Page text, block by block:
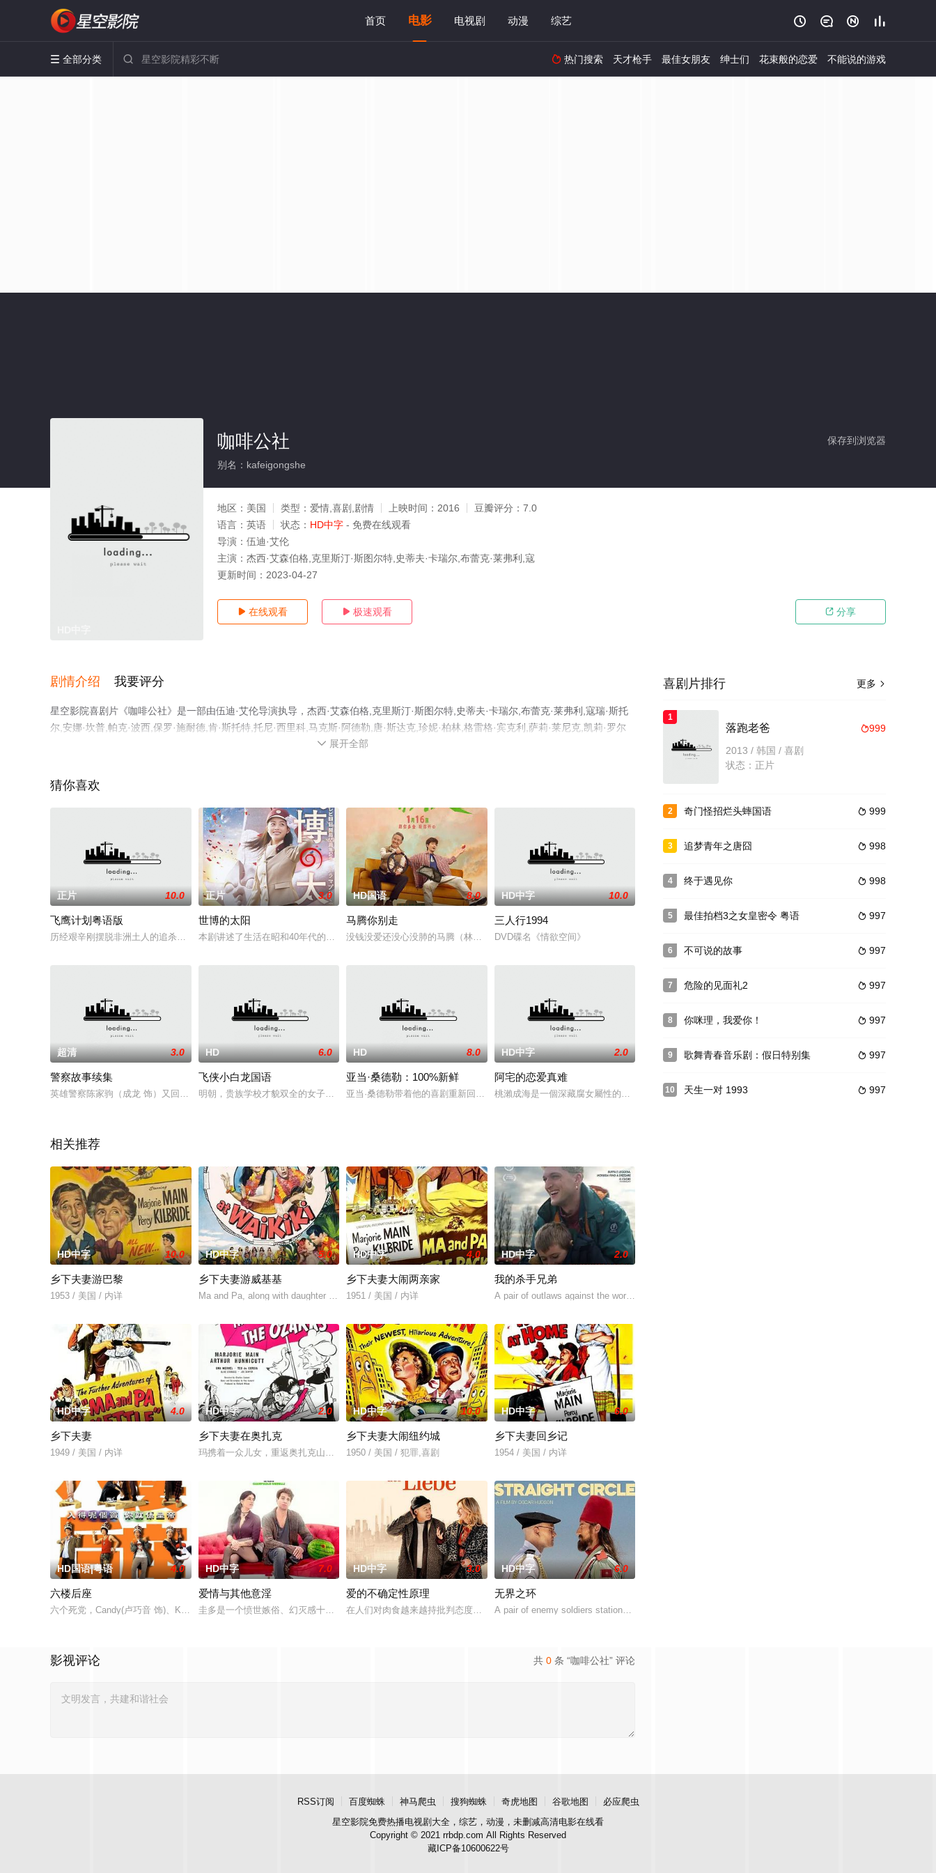
首页 电影 电视剧 动漫 综艺    
 全部分类   热门搜索 天才枪手 最佳女朋友 绅士们 花束般的恋爱 不能说的游戏
保存到浏览器
咖啡公社
别名：kafeigongshe
地区： 美国 类型： 爱情,喜剧,剧情 上映时间： 2016 豆瓣评分： 7.0
语言： 英语 状态： HD中字 - 免费在线观看
导演： 伍迪·艾伦
主演： 杰西·艾森伯格,克里斯汀·斯图尔特,史蒂夫·卡瑞尔,布蕾克·莱弗利,寇
更新时间： 2023-04-27
 在线观看  极速观看  分享
剧情介绍 我要评分
星空影院喜剧片《咖啡公社》是一部由伍迪·艾伦导演执导，杰西·艾森伯格,克里斯汀·斯图尔特,史蒂夫·卡瑞尔,布蕾克·莱弗利,寇瑞·斯托
尔,安娜·坎普,帕克·波西,保罗·施耐德,肯·斯托特,托尼·西里科,马克斯·阿德勒,唐·斯达克,珍妮·柏林,格雷格·宾克利,萨莉·莱尼克,凯莉·罗尔
巴赫等明星精彩演绎的美国电影，手机免费观看高清无删减完整版电影大全就上星空电影网，更多相关信息可移步至豆瓣电影、电视猫或
 展开全部
猜你喜欢
正片 10.0
飞鹰计划粤语版
历经艰辛刚摆脱非洲土人的追杀，飞鹰Jackie（成龙）就接到伯爵的急电，要其迅速赶到西班牙。二战末期，知道自己来日不多的德国纳粹把在欧洲抢掠所得的数万
正片 3.0
世博的太阳
本剧讲述了生活在昭和40年代的东京下町的朝野今日子，为家业而忙碌，却向往后年的大阪世界博览会。她的梦想遭遇相亲的挫败，决定前往大阪。在万田家，她遇到了
HD国语 8.0
马腾你别走
没钱没爱还没心没肺的马腾（林更新 饰）人近中年一事无成，是旁人眼里公认的“废柴”！钢厂退休骨干老林（李幼斌 饰）遵守铁打的纪律活了一辈
HD中字 10.0
三人行1994
DVD碟名《情欲空间》
超清 3.0
警察故事续集
英雄警察陈家驹（成龙 饰）又回来了。不过，性格火爆、直言不讳的他这次因为不满意上司放走了一个极其危险的重犯而和上司吵翻了，愤然辞职。脱离了警察生活的家
HD 6.0
飞侠小白龙国语
明朝，贵族学校才貌双全的女子黑凤（张柏芝）最大心愿是嫁给皇子成为皇妃，凭容貌及一流弹奏技艺，她赢得二皇子（安志杰）的倾心。某日，人称“一地鸡毛”的杀手
HD 8.0
亚当·桑德勒：100%新鲜
亚当·桑德勒带着他的喜剧重新回归，从喜剧俱乐部到音乐厅，再到地铁站....
HD中字 2.0
阿宅的恋爱真难
桃瀨成海是一個深藏腐女屬性的OL，不過在情場上十分失意。而二藤宏嵩是桃瀨的青梅竹馬，雖然是個徹頭
相关推荐
HD中字 10.0
乡下夫妻游巴黎
1953 / 美国 / 内详
HD中字 5.0
乡下夫妻游威基基
Ma and Pa, along with daughter Rosie, go off to Hawaii in answer to cousin
HD中字 4.0
乡下夫妻大闹两亲家
1951 / 美国 / 内详
HD中字 2.0
我的杀手兄弟
A pair of outlaws against the world: but these outlaws are a ten-year-old b
HD中字 4.0
乡下夫妻
1949 / 美国 / 内详
HD中字 2.0
乡下夫妻在奥扎克
玛携着一众儿女，重返奥扎克山地，探望老伴儿的胞兄——塞奇叔公。此翁正与贝迪莉亚·贝恩斯小姐周旋，一段情缘，竟已悠悠二十载矣。
HD中字 10.0
乡下夫妻大闹纽约城
1950 / 美国 / 犯罪,喜剧
HD中字 6.0
乡下夫妻回乡记
1954 / 美国 / 内详
HD国语|粤语 4.0
六楼后座
六个死党，Candy(卢巧音 饰)、Karena(林嘉欣 饰)、梁Wing(周俊伟 饰)、Jean(邓健泓 饰)、Leo(周永恒 饰)、美颜宝(森美
HD中字 7.0
爱情与其他意淫
圭多是一个愤世嫉俗、幻灭感十足的男人，动不动就沉溺于虚拟的自慰世界。他不追求有承诺的关系，对女人也没什么好看法，日子就在和两个老友尼基、阿尔曼多的闲聊
HD中字 3.0
爱的不确定性原理
在人们对肉食越来越持批判态度的时代，做一名屠夫并不容易。如果你还是一个敏感的音乐爱好者和知识分子，在这个行业里则更加艰难，这就是
HD中字 6.0
无界之环
A pair of enemy soldiers stationed on a remote border in a vast featureless
共 0 条 “咖啡公社” 评论
影视评论
更多 
喜剧片排行
1
999
落跑老爸
2013 / 韩国 / 喜剧
状态：正片
2  999
奇门怪招烂头蟀国语
3  998
追梦青年之唐囧
4  998
终于遇见你
5  997
最佳拍档3之女皇密令 粤语
6  997
不可说的故事
7  997
危险的见面礼2
8  997
你咪理，我爱你！
9  997
歌舞青春音乐剧：假日特别集
10  997
天生一对 1993
RSS订阅 百度蜘蛛 神马爬虫 搜狗蜘蛛 奇虎地图 谷歌地图
必应爬虫
星空影院免费热播电视剧大全，综艺，动漫，未删减高清电影在线看
Copyright © 2021 rrbdp.com All Rights Reserved
藏ICP备10600622号